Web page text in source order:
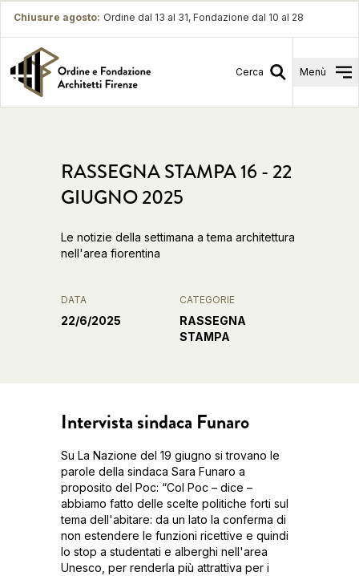
Chiusure agosto: Ordine dal 13 al 31, Fondazione dal 10 al 28
Cerca Menù
RASSEGNA STAMPA 16 - 22
GIUGNO 2025
Le notizie della settimana a tema architettura
nell'area fiorentina
DATA
22/6/2025
CATEGORIE
RASSEGNA
STAMPA
Intervista sindaca Funaro
Su La Nazione del 19 giugno si trovano le
parole della sindaca Sara Funaro a
proposito del Poc: “Col Poc – dice –
abbiamo fatto delle scelte politiche forti sul
tema dell'abitare: da un lato la conferma di
non estendere le funzioni ricettive e quindi
lo stop a studentati e alberghi nell'area
Unesco, per renderla più attrattiva per i